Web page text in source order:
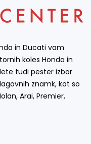
in Ducati vam
koles Honda in
tudi pester izbor
znamk, kot so
Arai, Premier,